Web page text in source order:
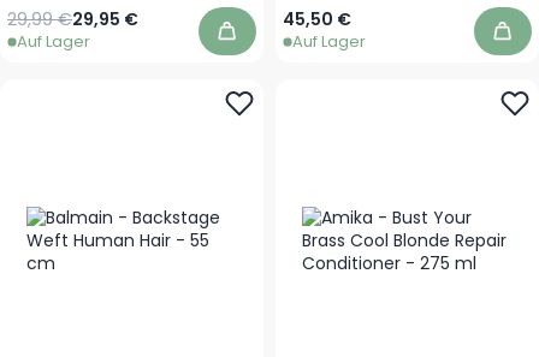
Sonderpreis
29,95 €
Regulärer Preis
29,99 €
Auf Lager In den Warenkorb
45,50 €
Auf Lager In